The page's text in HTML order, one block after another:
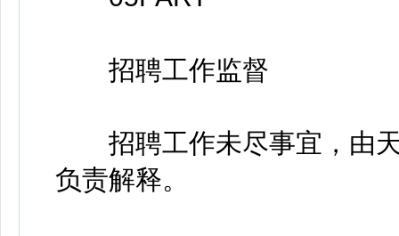
招聘工作监督
招聘工作未尽事宜，由天
负责解释。